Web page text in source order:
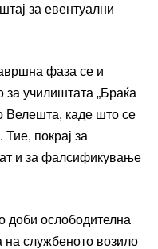
за евентуални
фаза се и
за училиштата „Браќа
Велешта, каде што се
покрај за
и за фалсификување
доби ослободителна
на службеното возило